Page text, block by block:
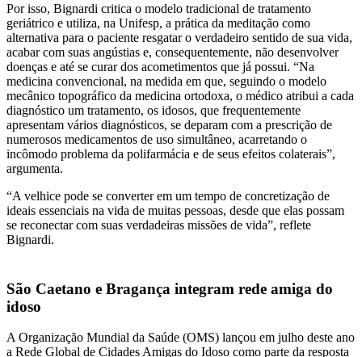
Por isso, Bignardi critica o modelo tradicional de tratamento
geriátrico e utiliza, na Unifesp, a prática da meditação como
alternativa para o paciente resgatar o verdadeiro sentido de sua vida,
acabar com suas angústias e, consequentemente, não desenvolver
doenças e até se curar dos acometimentos que já possui. “Na
medicina convencional, na medida em que, seguindo o modelo
mecânico topográfico da medicina ortodoxa, o médico atribui a cada
diagnóstico um tratamento, os idosos, que frequentemente
apresentam vários diagnósticos, se deparam com a prescrição de
numerosos medicamentos de uso simultâneo, acarretando o
incômodo problema da polifarmácia e de seus efeitos colaterais”,
argumenta.
“A velhice pode se converter em um tempo de concretização de
ideais essenciais na vida de muitas pessoas, desde que elas possam
se reconectar com suas verdadeiras missões de vida”, reflete
Bignardi.
São Caetano e Bragança integram rede amiga do
idoso
A Organização Mundial da Saúde (OMS) lançou em julho deste ano
a Rede Global de Cidades Amigas do Idoso como parte da resposta